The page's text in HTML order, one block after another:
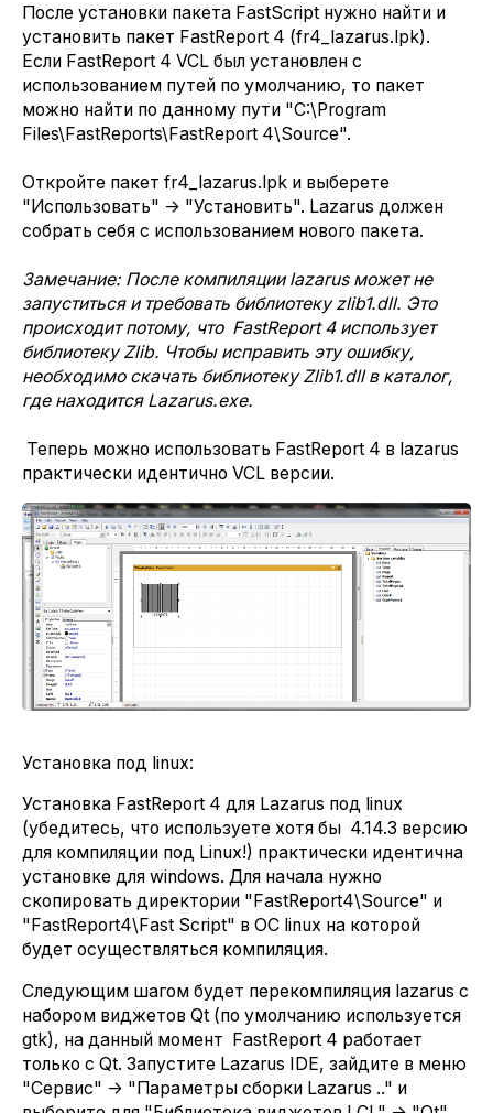
После установки пакета FastScript нужно найти и
установить пакет FastReport 4 (fr4_lazarus.lpk).
Если FastReport 4 VCL был установлен с
использованием путей по умолчанию, то пакет
можно найти по данному пути "C:\Program
Files\FastReports\FastReport 4\Source".
Откройте пакет fr4_lazarus.lpk и выберете
"Использовать" -> "Установить". Lazarus должен
собрать себя с использованием нового пакета.
Замечание: После компиляции lazarus может не
запуститься и требовать библиотеку zlib1.dll. Это
происходит потому, что FastReport 4 использует
библиотеку Zlib. Чтобы исправить эту ошибку,
необходимо скачать библиотеку Zlib1.dll в каталог,
где находится Lazarus.exe.
Теперь можно использовать FastReport 4 в lazarus
практически идентично VCL версии.
Установка под linux:
Установка FastReport 4 для Lazarus под linux
(убедитесь, что используете хотя бы 4.14.3 версию
для компиляции под Linux!) практически идентична
установке для windows. Для начала нужно
скопировать директории "FastReport4\Source" и
"FastReport4\Fast Script" в ОС linux на которой
будет осуществляться компиляция.
Следующим шагом будет перекомпиляция lazarus с
набором виджетов Qt (по умолчанию используется
gtk), на данный момент FastReport 4 работает
только с Qt. Запустите Lazarus IDE, зайдите в меню
"Сервис" -> "Параметры сборки Lazarus .." и